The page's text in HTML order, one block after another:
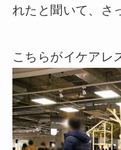
れたと聞いて、さ
こちらがイケアレ